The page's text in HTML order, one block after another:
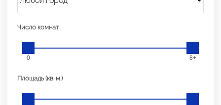
Число комнат
0 8+
Площадь (кв. м.)